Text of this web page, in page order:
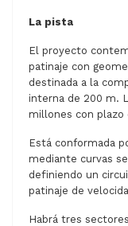
La pista
El proyecto
patinaje con
destinada a la
interna de 200 m.
millones con plazo
Está conformada
mediante curvas
definiendo un
patinaje de
Habrá tres